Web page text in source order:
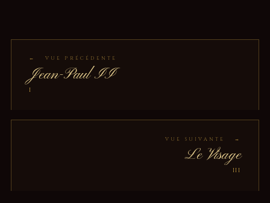
← VUE PRÉCÉDENTE
Jean-Paul II
I
VUE SUIVANTE →
Le Visage
III